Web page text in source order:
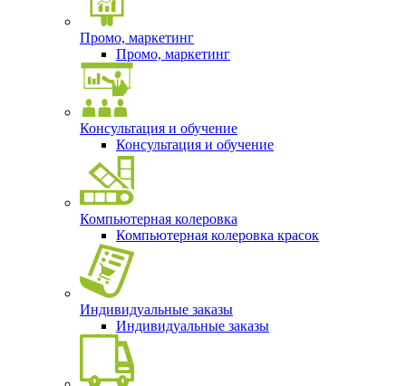
Промо, маркетинг
Промо, маркетинг
Консультация и обучение
Консультация и обучение
Компьютерная колеровка
Компьютерная колеровка красок
Индивидуальные заказы
Индивидуальные заказы